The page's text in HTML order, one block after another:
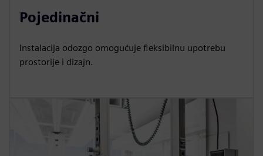
Pojedinačni
Instalacija odozgo omogućuje fleksibilnu upotrebu
prostorije i dizajn.